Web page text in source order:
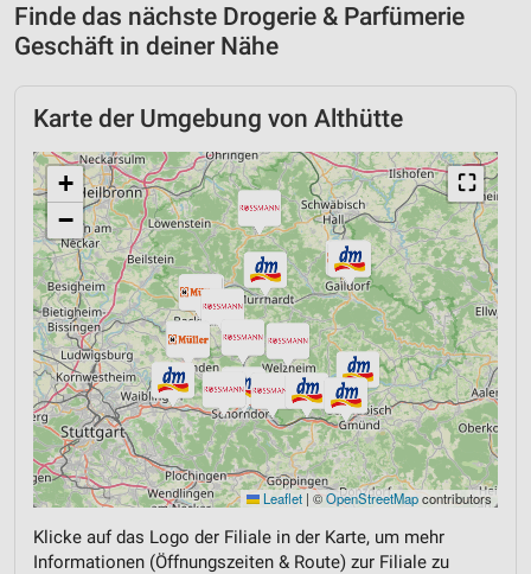
Finde das nächste Drogerie & Parfümerie
Geschäft in deiner Nähe
Karte der Umgebung von Althütte
⛶
+
−
Leaflet | ©OpenStreetMapcontributors
Klicke auf das Logo der Filiale in der Karte, um mehr
Informationen (Öffnungszeiten & Route) zur Filiale zu